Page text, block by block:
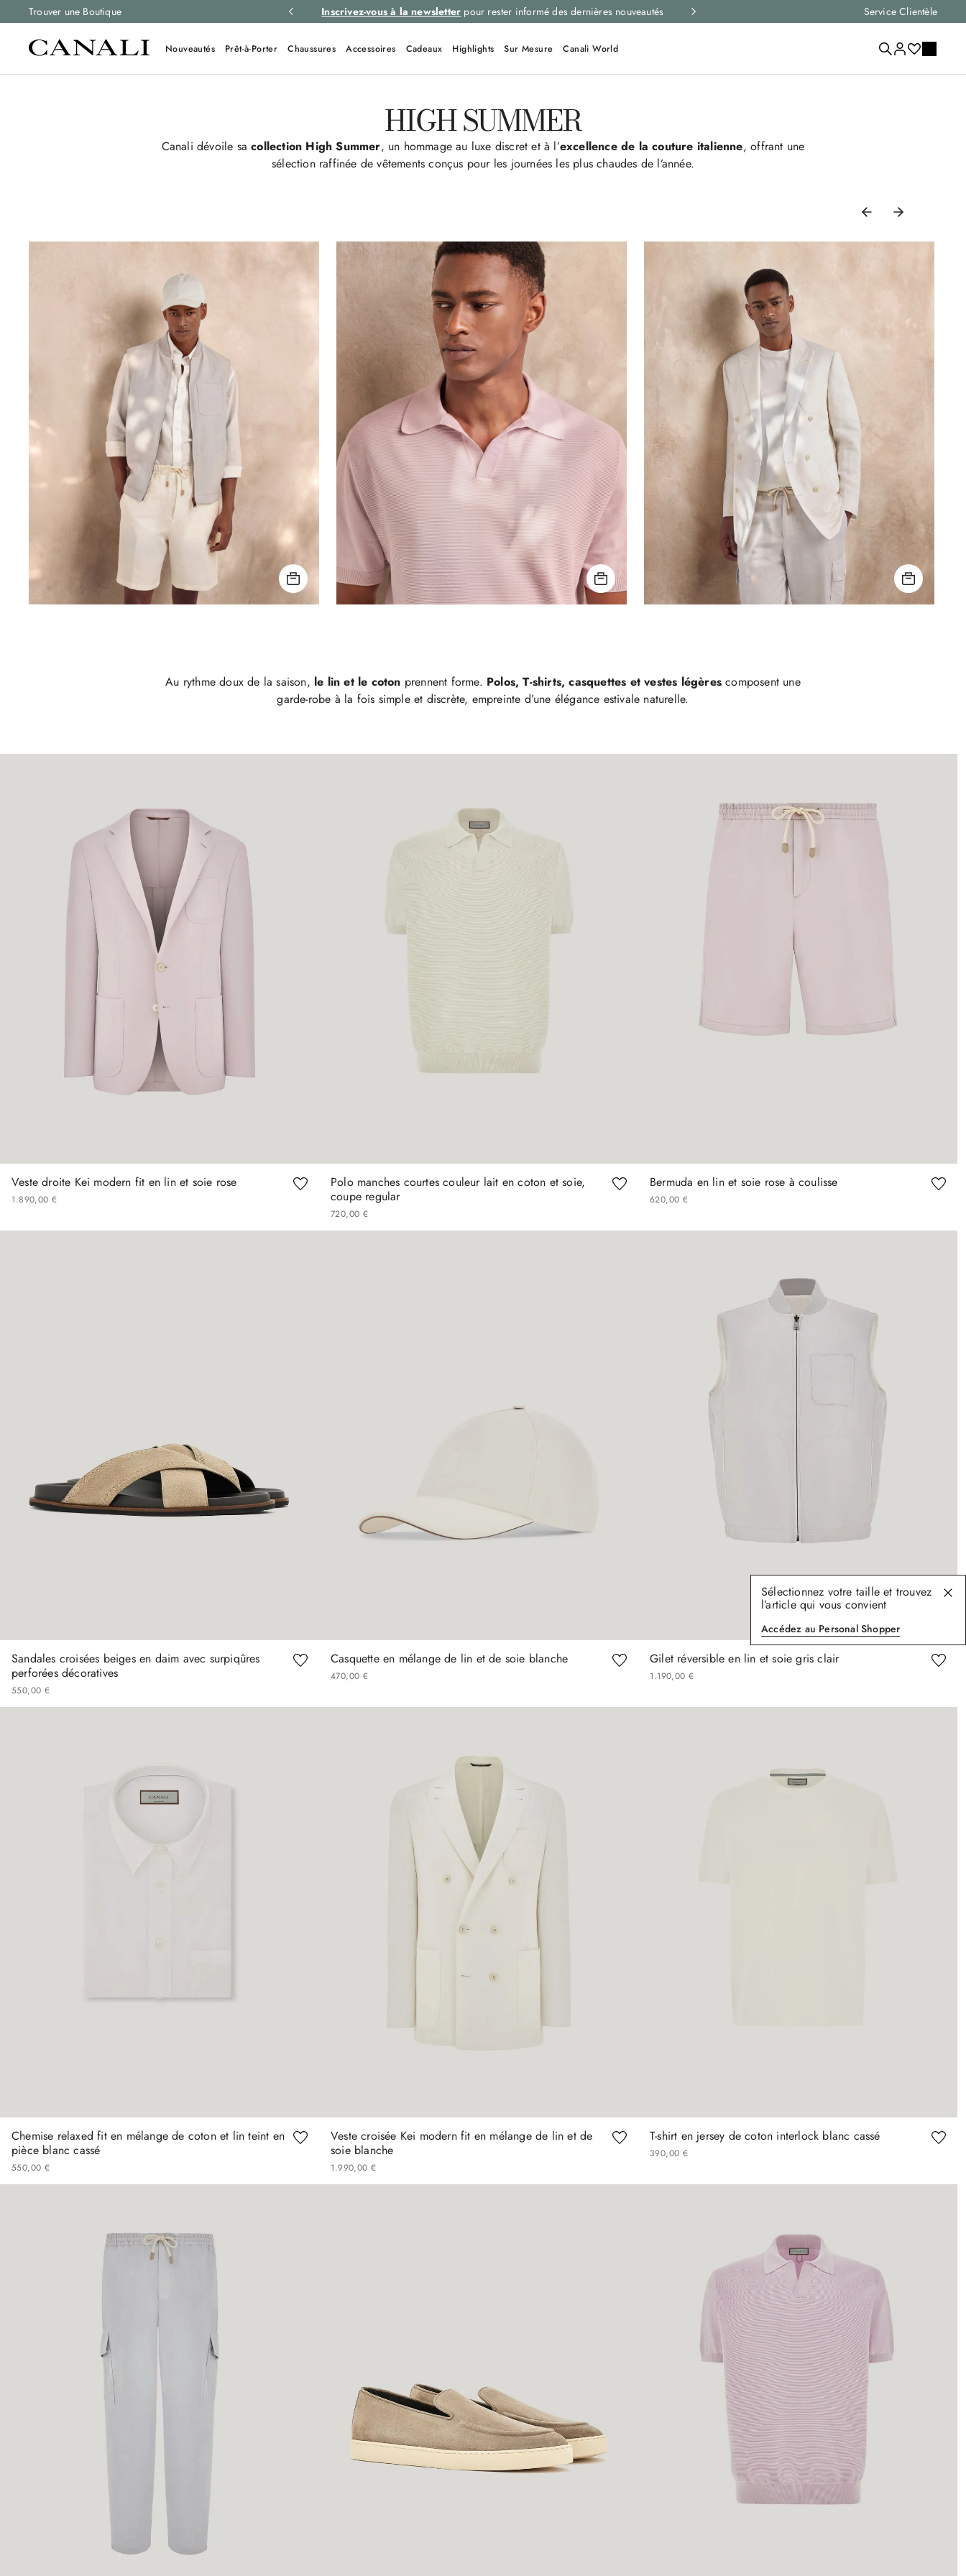
Trouver une Boutique
Inscrivez-vous à la newsletter pour rester informé des dernières nouveautés Sélectionnez votre taille et choisissez l’article qui vous convient Livraison express et
Service Clientèle
Nouveautés Prêt-à-Porter Chaussures Accessoires Cadeaux Highlights Sur Mesure Canali World
HIGH SUMMER
Canali dévoile sacollection High Summer, un hommage au luxe discret et à l’excellence de la couture italienne, offrant une
sélection raffinée de vêtements conçus pour les journées les plus chaudes de l’année.
Au rythme doux de la saison, le lin et le coton prennent forme. Polos, T-shirts, casquettes et vestes légères composent une
garde-robe à la fois simple et discrète, empreinte d’une élégance estivale naturelle.
Veste droite Kei modern fit en lin et soie rose
1 890,00 €
Polo manches courtes couleur lait en coton et soie,
coupe regular
720,00 €
Bermuda en lin et soie rose à coulisse
620,00 €
Sandales croisées beiges en daim avec surpiqûres
perforées décoratives
550,00 €
Casquette en mélange de lin et de soie blanche
470,00 €
Gilet réversible en lin et soie gris clair
1 190,00 €
Chemise relaxed fit en mélange de coton et lin teint en
pièce blanc cassé
550,00 €
Veste croisée Kei modern fit en mélange de lin et de
soie blanche
1 990,00 €
T-shirt en jersey de coton interlock blanc cassé
390,00 €
Sélectionnez votre taille et trouvez
l’article qui vous convient
Accédez au Personal Shopper